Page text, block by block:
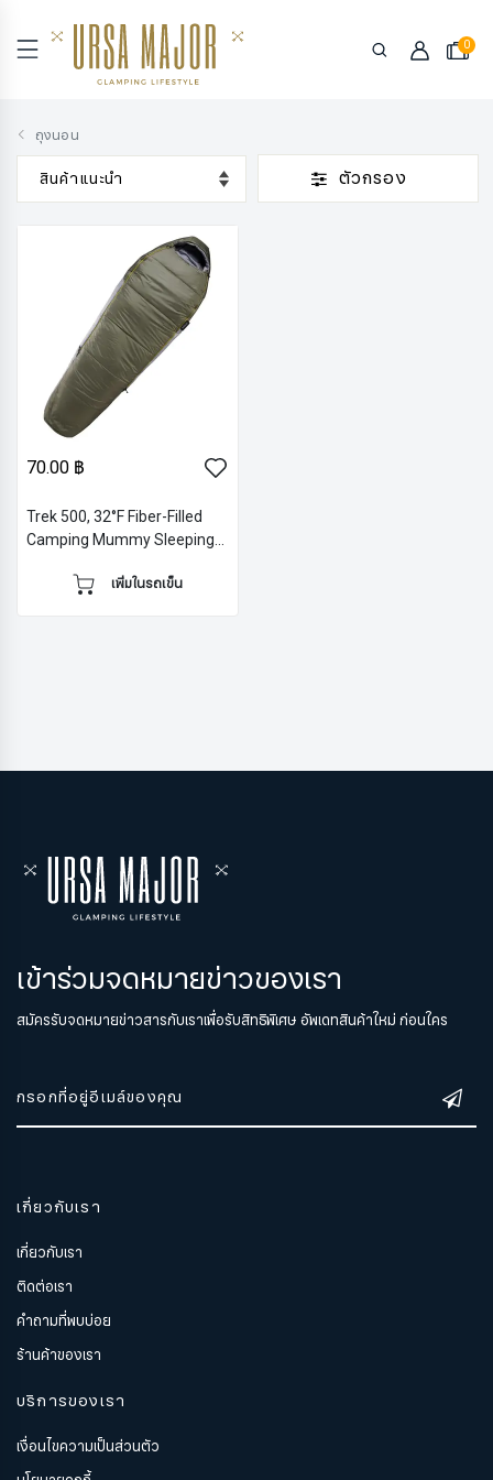
0
ถุงนอน
ตัวกรอง
70.00 ฿
Trek 500, 32°F Fiber-Filled
Camping Mummy Sleeping
เพิ่มในรถเข็น
เข้าร่วมจดหมายข่าวของเรา
สมัครรับจดหมายข่าวสารกับเราเพื่อรับสิทธิพิเศษ อัพเดทสินค้าใหม่ ก่อนใคร
เกี่ยวกับเรา
เกี่ยวกับเรา
ติดต่อเรา
คำถามที่พบบ่อย
ร้านค้าของเรา
บริการของเรา
เงื่อนไขความเป็นส่วนตัว